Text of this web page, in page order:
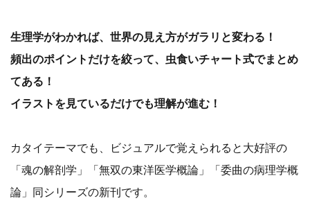
生理学がわかれば、世界の見え方がガラリと変わる！
頻出のポイントだけを絞って、虫食いチャート式でまとめ
てある！
イラストを見ているだけでも理解が進む！
カタイテーマでも、ビジュアルで覚えられると大好評の
「魂の解剖学」「無双の東洋医学概論」「委曲の病理学概
論」同シリーズの新刊です。